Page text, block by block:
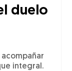
duelo
acompañar
integral.